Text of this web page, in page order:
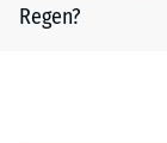
Regen?